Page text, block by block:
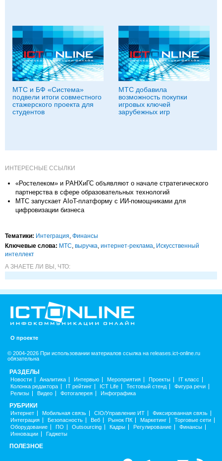
МТС и БФ «Система»
подвели итоги совместного
стажерского проекта для
студентов
МТС добавила
возможность покупки
игровых ключей
зарубежных игр
ИНТЕРЕСНЫЕ ССЫЛКИ
«Ростелеком» и РАНХиГС объявляют о начале стратегического
партнерства в сфере образовательных технологий
МТС запускает AIoT-платформу с ИИ-помощниками для
цифровизации бизнеса
Тематики: Интеграция, Финансы
Ключевые слова: МТС, выручка, интернет-реклама, Искусственный
интеллект
А ЗНАЕТЕ ЛИ ВЫ, ЧТО:
О проекте
© 2004-2026 При использовании материалов ссылка на releases.ict-online.ru
обязательна
РАЗДЕЛЫ
Новости Аналитика Интервью Мероприятия Проекты
IT класс
Колонка редактора
IT рейтинг ICT Life Тестовый стенд
Фигура речи
Релизы
Видео Фотогалерея Инфографика
РУБРИКИ
Интернет Мобильная связь CIO/Управление ИТ
Фиксированная связь
Интеграция
Безопасность Веб Рынок ПК Маркетинг
Торговые сети
Оборудование
ПО Outsourcing Кадры Регулирование
Финансы
Инновации
Гаджеты
ПОЛЕЗНОЕ